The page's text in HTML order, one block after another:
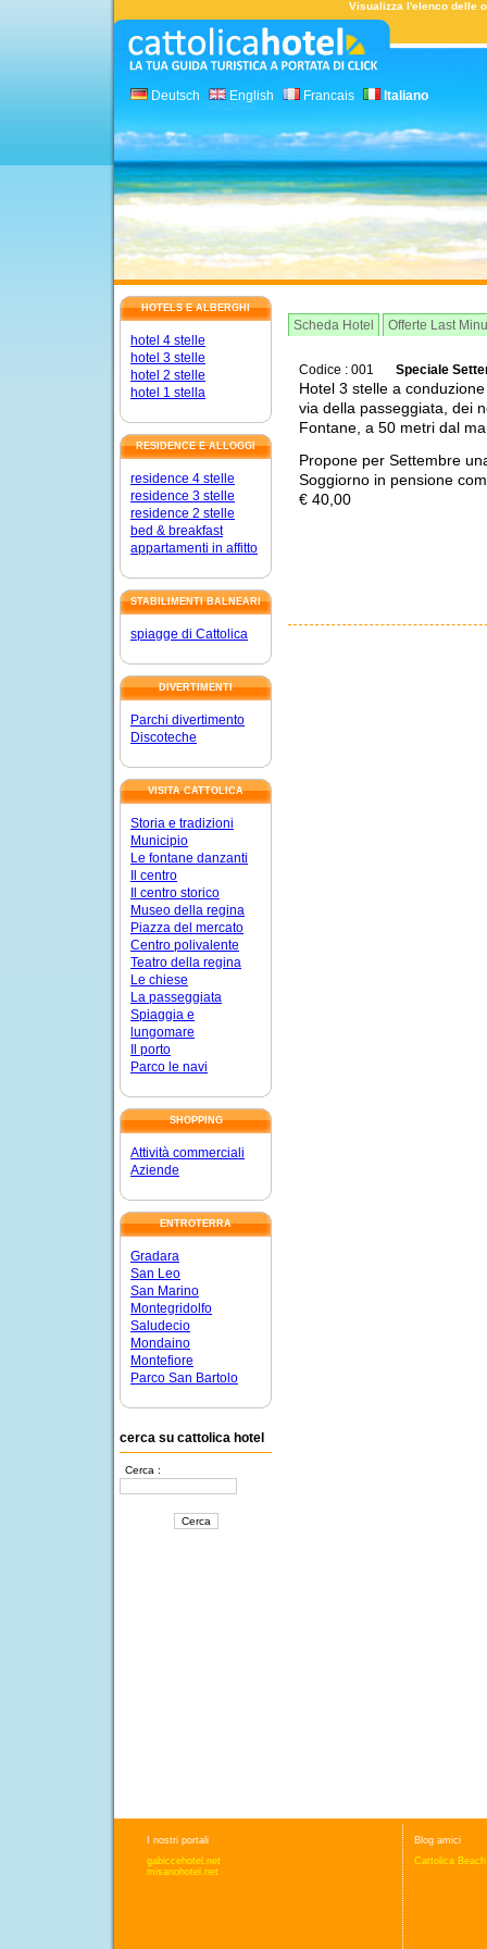
Visualizza l'elenco delle
Deutsch English Francais Italiano
HOTELS E ALBERGHI
hotel 4 stelle
hotel 3 stelle
hotel 2 stelle
hotel 1 stella
RESIDENCE E ALLOGGI
residence 4 stelle
residence 3 stelle
residence 2 stelle
bed & breakfast
appartamenti in affitto
STABILIMENTI BALNEARI
spiagge di Cattolica
DIVERTIMENTI
Parchi divertimento
Discoteche
VISITA CATTOLICA
Storia e tradizioni
Municipio
Le fontane danzanti
Il centro
Il centro storico
Museo della regina
Piazza del mercato
Centro polivalente
Teatro della regina
Le chiese
La passeggiata
Spiaggia e
lungomare
Il porto
Parco le navi
SHOPPING
Attività commerciali
Aziende
ENTROTERRA
Gradara
San Leo
San Marino
Montegridolfo
Saludecio
Mondaino
Montefiore
Parco San Bartolo
cerca su cattolica hotel
Cerca :
Scheda Hotel Offerte Last
Codice : 001 Speciale
Hotel 3 stelle a
via della passeggiata, dei
Fontane, a 50 metri dal
Propone per Settembre
Soggiorno in pensione
€ 40,00
I nostri portali
gabiccehotel.net
misanohotel.net
Blog amici
Cattolica